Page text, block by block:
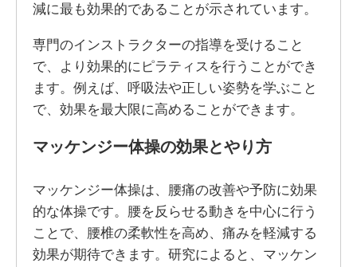
減に最も効果的であることが示されています。
専門のインストラクターの指導を受けること
で、より効果的にピラティスを行うことができ
ます。例えば、呼吸法や正しい姿勢を学ぶこと
で、効果を最大限に高めることができます。
マッケンジー体操の効果とやり方
マッケンジー体操は、腰痛の改善や予防に効果
的な体操です。腰を反らせる動きを中心に行う
ことで、腰椎の柔軟性を高め、痛みを軽減する
効果が期待できます。研究によると、マッケン